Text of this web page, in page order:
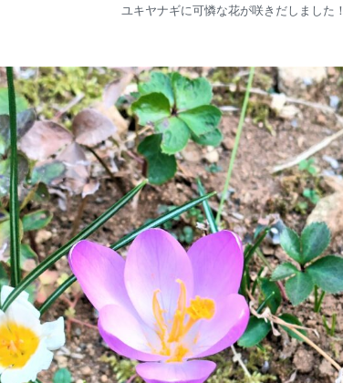
ユキヤナギに可憐な花が咲きだしました！